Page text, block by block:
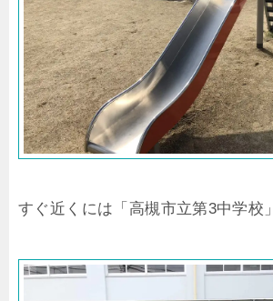
すぐ近くには「高槻市立第3中学校」